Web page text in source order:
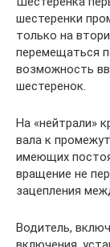
шестеренки
только на
перемещаться
возможность
шестеренок.
На «нейтрали»
вала к
имеющих
вращение не
зацепления
Водитель,